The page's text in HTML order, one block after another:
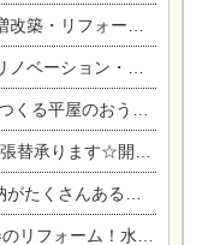
＆秋の味覚まつり＆芸術祭
・リフォームまつりin扶桑ゴルフ
つくり方【完全予約制】
承ります☆開催！
るおうち現場見学会』
談会&今がチャンス！エアコン相談会